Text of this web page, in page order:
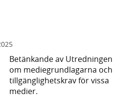
Betänkande av Utredningen
om mediegrundlagarna och
tillgänglighetskrav för vissa
medier.